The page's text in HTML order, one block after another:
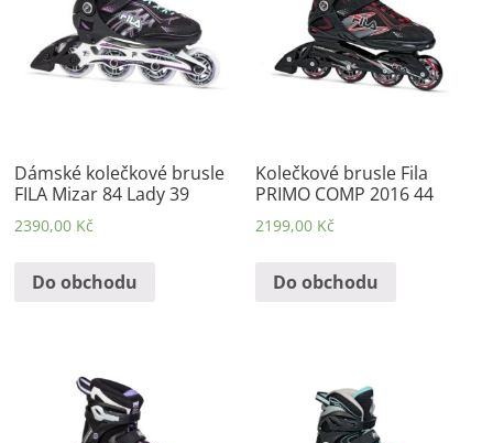
Dámské kolečkové brusle
FILA Mizar 84 Lady 39
2390,00 Kč
Do obchodu
Kolečkové brusle Fila
PRIMO COMP 2016 44
2199,00 Kč
Do obchodu